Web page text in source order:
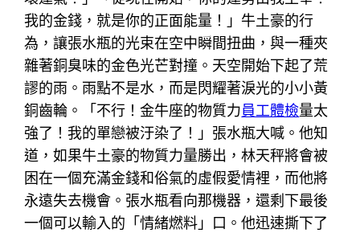
我的金錢，就是你的正面能量！」牛土豪的行
為，讓張水瓶的光束在空中瞬間扭曲，與一種夾
雜著銅臭味的金色光芒對撞。天空開始下起了荒
謬的雨。雨點不是水，而是閃耀著淚光的小小黃
銅齒輪。「不行！金牛座的物質力員工體檢量太
強了！我的單戀被汙染了！」張水瓶大喊。他知
道，如果牛土豪的物質力量勝出，林天秤將會被
困在一個充滿金錢和俗氣的虛假愛情裡，而他將
永遠失去機會。張水瓶看向那機器，還剩下最後
一個可以輸入的「情緒燃料」口。他迅速撕下了